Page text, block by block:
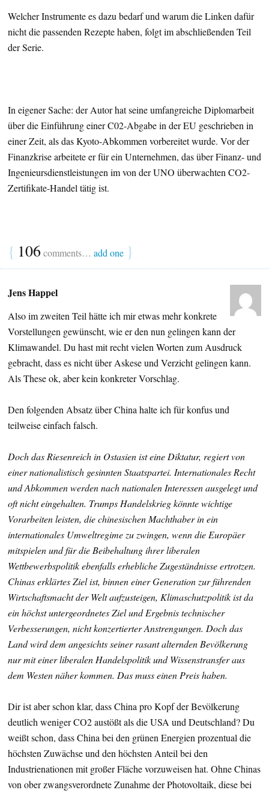
Welcher Instrumente es dazu bedarf und warum die Linken dafür
nicht die passenden Rezepte haben, folgt im abschließenden Teil
der Serie.
In eigener Sache: der Autor hat seine umfangreiche Diplomarbeit
über die Einführung einer C02-Abgabe in der EU geschrieben in
einer Zeit, als das Kyoto-Abkommen vorbereitet wurde. Vor der
Finanzkrise arbeitete er für ein Unternehmen, das über Finanz- und
Ingenieursdienstleistungen im von der UNO überwachten CO2-
Zertifikate-Handel tätig ist.
{ 106 comments… add one }
Jens Happel
Also im zweiten Teil hätte ich mir etwas mehr konkrete
Vorstellungen gewünscht, wie er den nun gelingen kann der
Klimawandel. Du hast mit recht vielen Worten zum Ausdruck
gebracht, dass es nicht über Askese und Verzicht gelingen kann.
Als These ok, aber kein konkreter Vorschlag.
Den folgenden Absatz über China halte ich für konfus und
teilweise einfach falsch.
Doch das Riesenreich in Ostasien ist eine Diktatur, regiert von
einer nationalistisch gesinnten Staatspartei. Internationales Recht
und Abkommen werden nach nationalen Interessen ausgelegt und
oft nicht eingehalten. Trumps Handelskrieg könnte wichtige
Vorarbeiten leisten, die chinesischen Machthaber in ein
internationales Umweltregime zu zwingen, wenn die Europäer
mitspielen und für die Beibehaltung ihrer liberalen
Wettbewerbspolitik ebenfalls erhebliche Zugeständnisse ertrotzen.
Chinas erklärtes Ziel ist, binnen einer Generation zur führenden
Wirtschaftsmacht der Welt aufzusteigen, Klimaschutzpolitik ist da
ein höchst untergeordnetes Ziel und Ergebnis technischer
Verbesserungen, nicht konzertierter Anstrengungen. Doch das
Land wird dem angesichts seiner rasant alternden Bevölkerung
nur mit einer liberalen Handelspolitik und Wissenstransfer aus
dem Westen näher kommen. Das muss einen Preis haben.
Dir ist aber schon klar, dass China pro Kopf der Bevölkerung
deutlich weniger CO2 austößt als die USA und Deutschland? Du
weißt schon, dass China bei den grünen Energien prozentual die
höchsten Zuwächse und den höchsten Anteil bei den
Industrienationen mit großer Fläche vorzuweisen hat. Ohne Chinas
von ober zwangsverordnete Zunahme der Photovoltaik, diese bei